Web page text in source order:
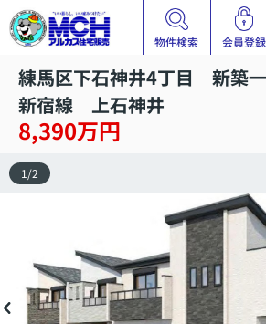
物件検索 会員登録
練馬区下石神井4丁目 新築
新宿線 上石神井
8,390万円
1 /2